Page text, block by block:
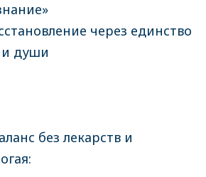
через единство
и души
без лекарств и